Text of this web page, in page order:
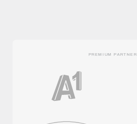
PREMIUM PARTNER